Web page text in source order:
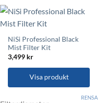
NiSi Professional Black
Mist Filter Kit
3,499 kr
Visa produkt
RENSA